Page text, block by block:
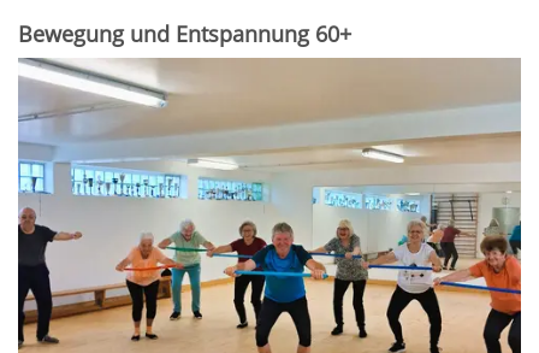
Bewegung und Entspannung 60+